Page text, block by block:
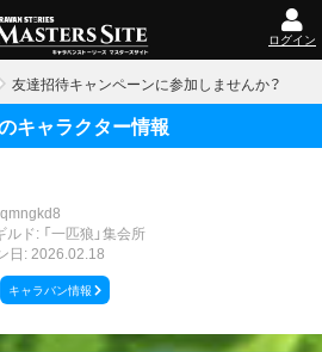
ログイン
友達招待キャンペーンに参加しませんか？
キャラクター情報
ルド: 「一匹狼」集会所
日: 2026.02.18
キャラバン情報